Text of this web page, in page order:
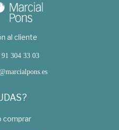
al cliente
304 33 03
comprar